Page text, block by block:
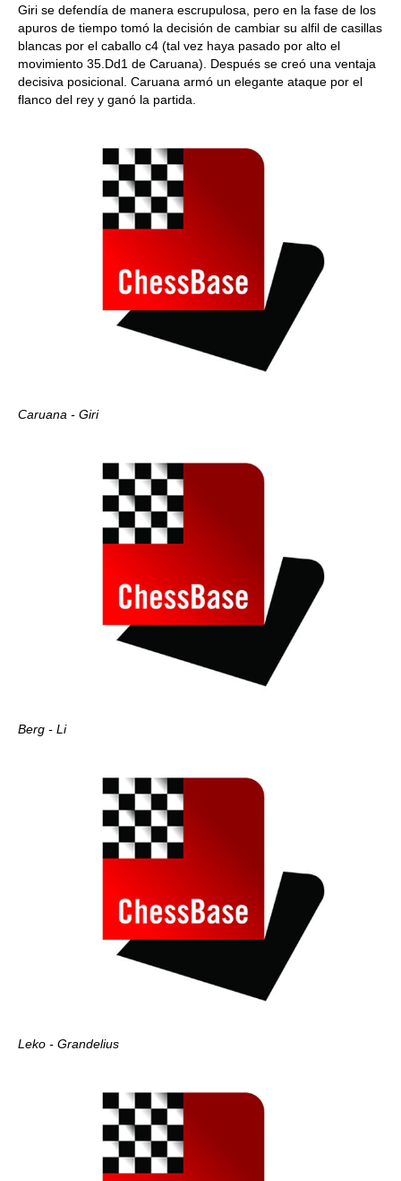
Giri se defendía de manera escrupulosa, pero en la fase de los
apuros de tiempo tomó la decisión de cambiar su alfil de casillas
blancas por el caballo c4 (tal vez haya pasado por alto el
movimiento 35.Dd1 de Caruana). Después se creó una ventaja
decisiva posicional. Caruana armó un elegante ataque por el
flanco del rey y ganó la partida.
Caruana - Giri
Berg - Li
Leko - Grandelius